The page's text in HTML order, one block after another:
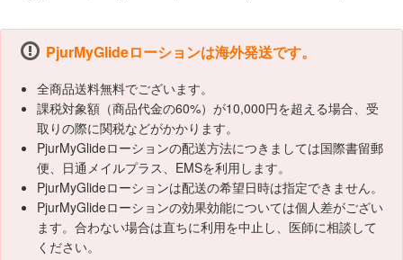
PjurMyGlideローションは海外発送です。
全商品送料無料でございます。
課税対象額（商品代金の60%）が10,000円を超える場合、受
取りの際に関税などがかかります。
PjurMyGlideローションの配送方法につきましては国際書留郵
便、日通メイルプラス、EMSを利用します。
PjurMyGlideローションは配送の希望日時は指定できません。
PjurMyGlideローションの効果効能については個人差がござい
ます。合わない場合は直ちに利用を中止し、医師に相談して
ください。